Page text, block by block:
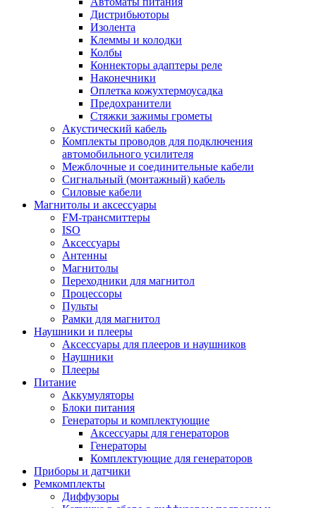
Дистрибьюторы
Изолента
Клеммы и колодки
Колбы
Коннекторы адаптеры реле
Наконечники
Оплетка кожухтермоусадка
Предохранители
Стяжки зажимы грометы
Акустический кабель
Комплекты проводов для подключения
автомобильного усилителя
Межблочные и соединительные кабели
Сигнальный (монтажный) кабель
Силовые кабели
Магнитолы и аксессуары
FM-трансмиттеры
ISO
Аксессуары
Антенны
Магнитолы
Переходники для магнитол
Процессоры
Пульты
Рамки для магнитол
Наушники и плееры
Аксессуары для плееров и наушников
Наушники
Плееры
Питание
Аккумуляторы
Блоки питания
Генераторы и комплектующие
Аксессуары для генераторов
Генераторы
Комплектующие для генераторов
Приборы и датчики
Ремкомплекты
Диффузоры